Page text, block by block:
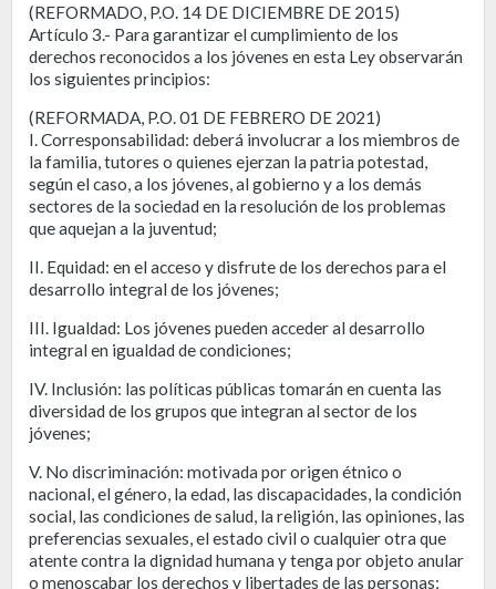
(REFORMADO, P.O. 14 DE DICIEMBRE DE 2015)
Artículo 3.- Para garantizar el cumplimiento de los
derechos reconocidos a los jóvenes en esta Ley observarán
los siguientes principios:
(REFORMADA, P.O. 01 DE FEBRERO DE 2021)
I. Corresponsabilidad: deberá involucrar a los miembros de
la familia, tutores o quienes ejerzan la patria potestad,
según el caso, a los jóvenes, al gobierno y a los demás
sectores de la sociedad en la resolución de los problemas
que aquejan a la juventud;
II. Equidad: en el acceso y disfrute de los derechos para el
desarrollo integral de los jóvenes;
III. Igualdad: Los jóvenes pueden acceder al desarrollo
integral en igualdad de condiciones;
IV. Inclusión: las políticas públicas tomarán en cuenta las
diversidad de los grupos que integran al sector de los
jóvenes;
V. No discriminación: motivada por origen étnico o
nacional, el género, la edad, las discapacidades, la condición
social, las condiciones de salud, la religión, las opiniones, las
preferencias sexuales, el estado civil o cualquier otra que
atente contra la dignidad humana y tenga por objeto anular
o menoscabar los derechos y libertades de las personas;